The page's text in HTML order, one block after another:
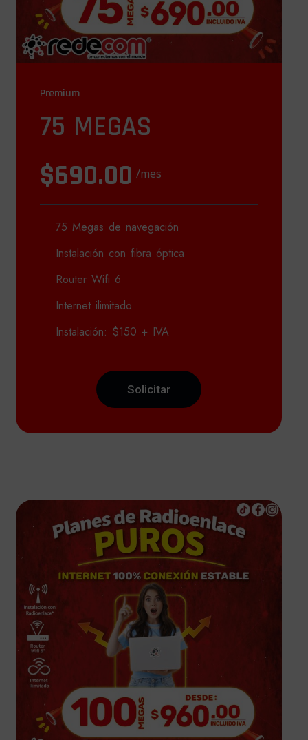
Premium
75 MEGAS
$690.00 /mes
75 Megas de navegación
Instalación con fibra óptica
Router Wifi 6
Internet ilimitado
Instalación: $150 + IVA
Solicitar